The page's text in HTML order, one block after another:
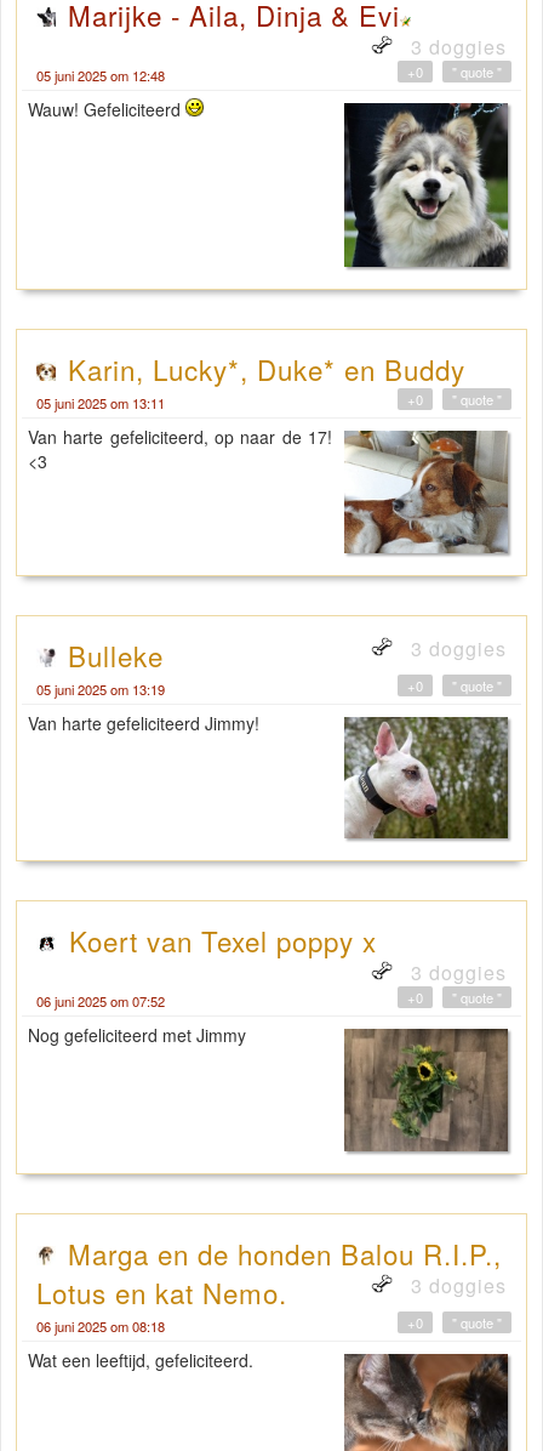
Marijke - Aila, Dinja & Evi
3 doggies
05 juni 2025 om 12:48 " quote "
+0
Wauw! Gefeliciteerd
Karin, Lucky*, Duke* en Buddy
05 juni 2025 om 13:11 " quote "
+0
Van harte gefeliciteerd, op naar de 17!
<3
Bulleke 3 doggies
05 juni 2025 om 13:19 " quote "
+0
Van harte gefeliciteerd Jimmy!
Koert van Texel poppy x
3 doggies
06 juni 2025 om 07:52 " quote "
+0
Nog gefeliciteerd met Jimmy
Marga en de honden Balou R.I.P.,
Lotus en kat Nemo.
3 doggies
06 juni 2025 om 08:18 " quote "
+0
Wat een leeftijd, gefeliciteerd.